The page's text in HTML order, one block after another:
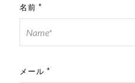
名前 *
メール *